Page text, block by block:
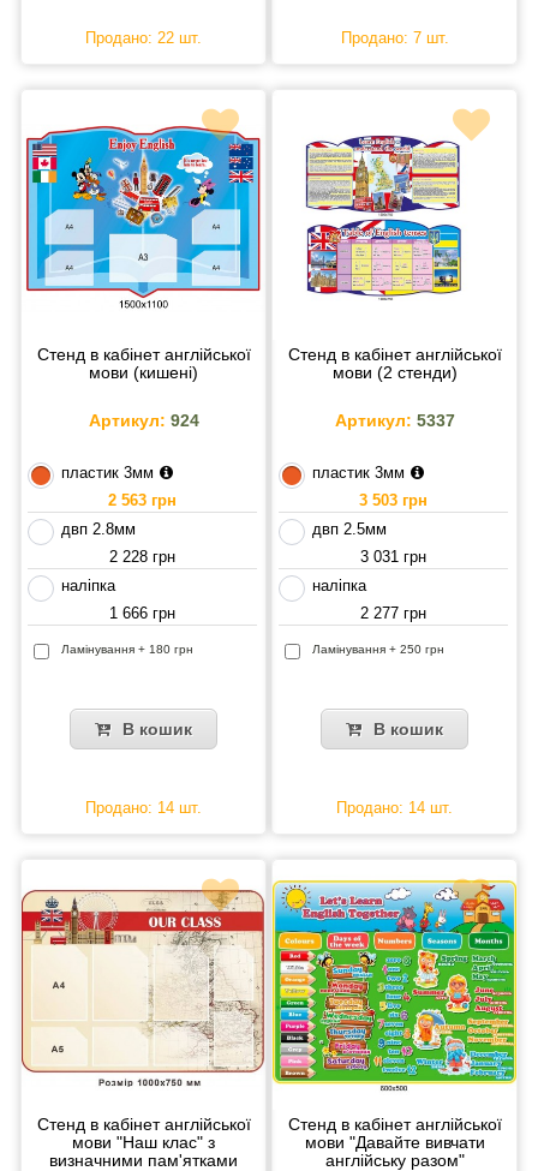
Продано: 22 шт. Продано: 7 шт.
Стенд в кабінет англійської
мови (кишені)
Артикул: 924
пластик 3мм
2 563 грн
двп 2.8мм
2 228 грн
наліпка
1 666 грн
Ламінування + 180 грн
В кошик
Продано: 14 шт.
Стенд в кабінет англійської
мови (2 стенди)
Артикул: 5337
пластик 3мм
3 503 грн
двп 2.5мм
3 031 грн
наліпка
2 277 грн
Ламінування + 250 грн
В кошик
Продано: 14 шт.
Стенд в кабінет англійської
мови "Наш клас" з
визначними пам'ятками
Стенд в кабінет англійської
мови "Давайте вивчати
англійську разом"